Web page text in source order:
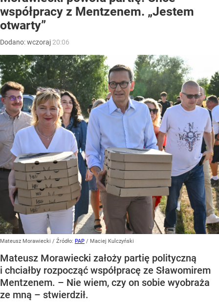
współpracy z Mentzenem. „Jestem
otwarty”
Dodano:wczoraj 20:06
Mateusz Morawiecki / Źródło: PAP / Maciej Kulczyński
Mateusz Morawiecki założy partię polityczną
i chciałby rozpocząć współpracę ze Sławomirem
Mentzenem. – Nie wiem, czy on sobie wyobraża
ze mną – stwierdził.